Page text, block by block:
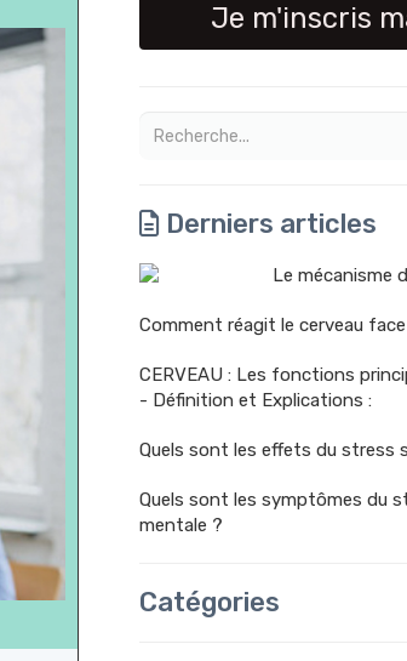
Je m'inscris
Derniers articles
Le mécanisme
Comment réagit le cerveau
CERVEAU : Les fonctions
- Définition et Explications :
Quels sont les effets du stress
Quels sont les symptômes du
mentale ?
Catégories